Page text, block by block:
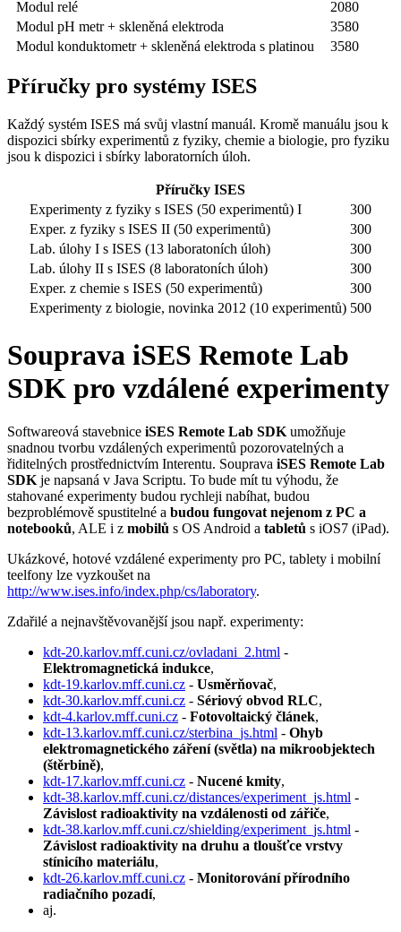
Modul relé
2080
Modul pH metr + skleněná elektroda
3580
Modul konduktometr + skleněná elektroda s platinou
3580
Příručky pro systémy ISES
Každý systém ISES má svůj vlastní manuál. Kromě manuálu jsou k
dispozici sbírky experimentů z fyziky, chemie a biologie, pro fyziku
jsou k dispozici i sbírky laboratorních úloh.
Příručky ISES
Experimenty z fyziky s ISES (50 experimentů) I
300
Exper. z fyziky s ISES II (50 experimentů)
300
Lab. úlohy I s ISES (13 laboratoních úloh)
300
Lab. úlohy II s ISES (8 laboratoních úloh)
300
Exper. z chemie s ISES (50 experimentů)
300
Experimenty z biologie, novinka 2012 (10 experimentů) 500
Souprava iSES Remote Lab
SDK pro vzdálené experimenty
Softwareová stavebnice iSES Remote Lab SDK umožňuje
snadnou tvorbu vzdálených experimentů pozorovatelných a
řiditelných prostřednictvím Interentu. Souprava iSES Remote Lab
SDK je napsaná v Java Scriptu. To bude mít tu výhodu, že
stahované experimenty budou rychleji nabíhat, budou
bezproblémově spustitelné a budou fungovat nejenom z PC a
notebooků, ALE i z mobilů s OS Android a tabletů s iOS7 (iPad).
Ukázkové, hotové vzdálené experimenty pro PC, tablety i mobilní
teelfony lze vyzkoušet na
http://www.ises.info/index.php/cs/laboratory.
Zdařilé a nejnavštěvovanější jsou např. experimenty:
kdt-20.karlov.mff.cuni.cz/ovladani_2.html -
Elektromagnetická indukce,
kdt-19.karlov.mff.cuni.cz - Usměrňovač,
kdt-30.karlov.mff.cuni.cz - Sériový obvod RLC,
kdt-4.karlov.mff.cuni.cz - Fotovoltaický článek,
kdt-13.karlov.mff.cuni.cz/sterbina_js.html - Ohyb
elektromagnetického záření (světla) na mikroobjektech
(štěrbině),
kdt-17.karlov.mff.cuni.cz - Nucené kmity,
kdt-38.karlov.mff.cuni.cz/distances/experiment_js.html -
Závislost radioaktivity na vzdálenosti od zářiče,
kdt-38.karlov.mff.cuni.cz/shielding/experiment_js.html -
Závislost radioaktivity na druhu a tloušťce vrstvy
stínicího materiálu,
kdt-26.karlov.mff.cuni.cz - Monitorování přírodního
radiačního pozadí,
aj.